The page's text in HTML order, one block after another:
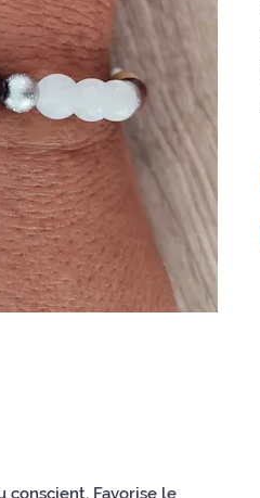
conscient. Favorise le